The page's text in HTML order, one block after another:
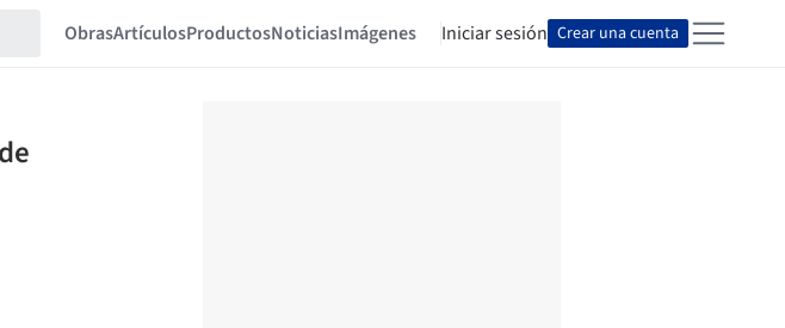
ObrasArtículosProductosNoticiasImágenes Iniciar sesión Crear una cuenta